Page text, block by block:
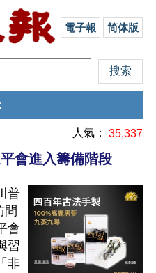
電子報 简体版
：
人氣： 35,337
會進入籌備階段
普
問
會
習
非